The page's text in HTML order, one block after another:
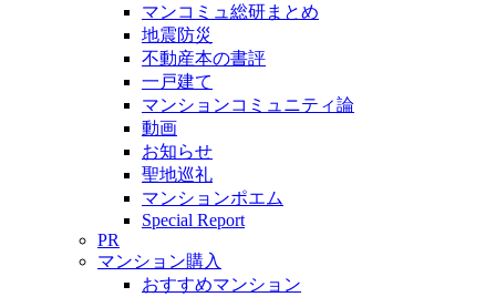
マンコミュ総研まとめ
地震防災
不動産本の書評
一戸建て
マンションコミュニティ論
動画
お知らせ
聖地巡礼
マンションポエム
Special Report
PR
マンション購入
おすすめマンション